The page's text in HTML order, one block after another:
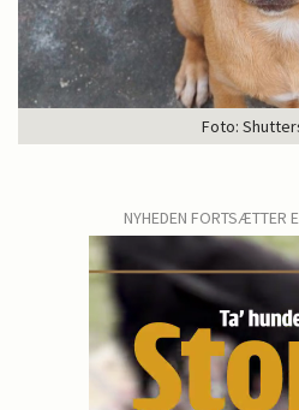
Foto:
NYHEDEN FORTSÆTTER